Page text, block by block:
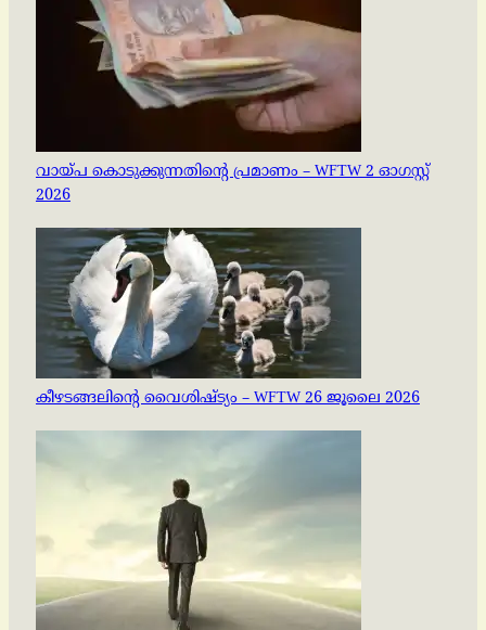
വായ്പ കൊടുക്കുന്നതിന്റെ പ്രമാണം – WFTW 2 ഓഗസ്റ്റ്
2026
കീഴടങ്ങലിന്റെ വൈശിഷ്ട്യം – WFTW 26 ജൂലൈ 2026